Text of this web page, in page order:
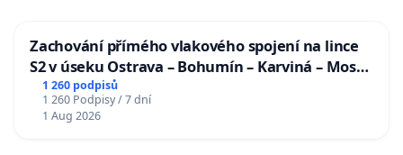
Zachování přímého vlakového spojení na lince
S2 v úseku Ostrava – Bohumín – Karviná – Mosty
u Jablunkova
1 260 podpisů
1 260 Podpisy / 7 dní
1 Aug 2026